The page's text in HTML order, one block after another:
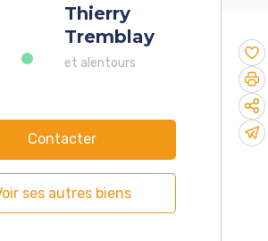
Thierry
Tremblay
et alentours
Contacter
ses autres biens